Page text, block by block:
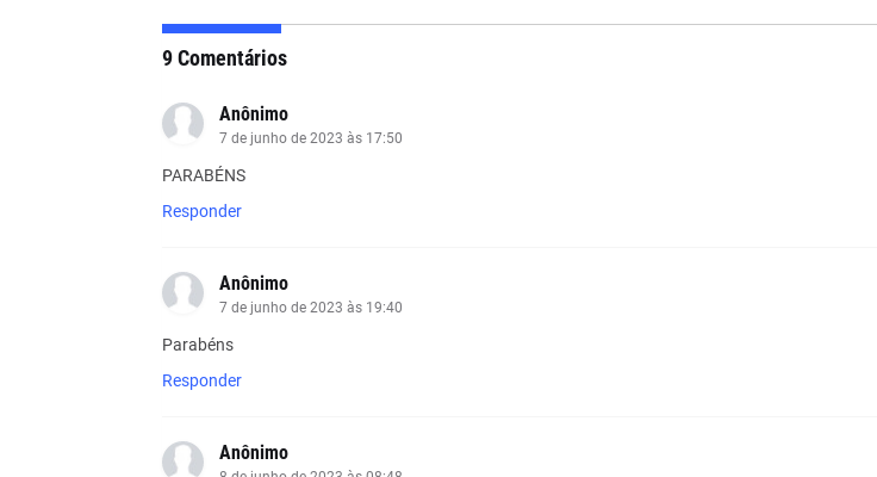
9 Comentários
Anônimo
7 de junho de 2023 às 17:50
PARABÉNS
Responder
Anônimo
7 de junho de 2023 às 19:40
Parabéns
Responder
Anônimo